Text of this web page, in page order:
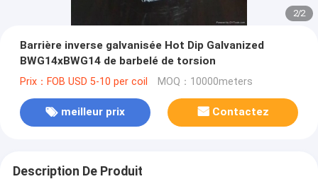
2/2
Barrière inverse galvanisée Hot Dip Galvanized
BWG14xBWG14 de barbelé de torsion
Prix：FOB USD 5-10 per coil MOQ：10000meters
meilleur prix Contactez
Description De Produit